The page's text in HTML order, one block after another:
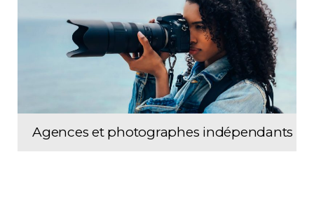
Agences et photographes indépendants